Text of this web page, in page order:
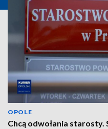
OPOLE
Chcą odwołania